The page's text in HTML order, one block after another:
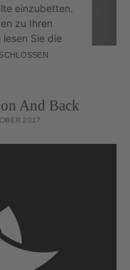
einzubetten.
zu Ihren
Sie die
der Nutzung
Consent
And Back
2017